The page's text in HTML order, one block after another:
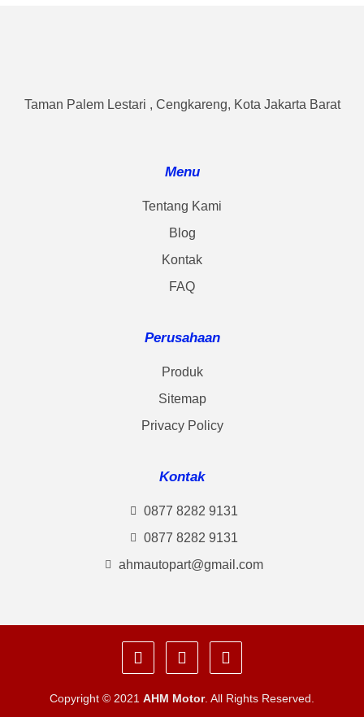
Taman Palem Lestari , Cengkareng, Kota Jakarta Barat
Menu
Tentang Kami
Blog
Kontak
FAQ
Perusahaan
Produk
Sitemap
Privacy Policy
Kontak
0877 8282 9131
0877 8282 9131
ahmautopart@gmail.com
Copyright © 2021 AHM Motor. All Rights Reserved.